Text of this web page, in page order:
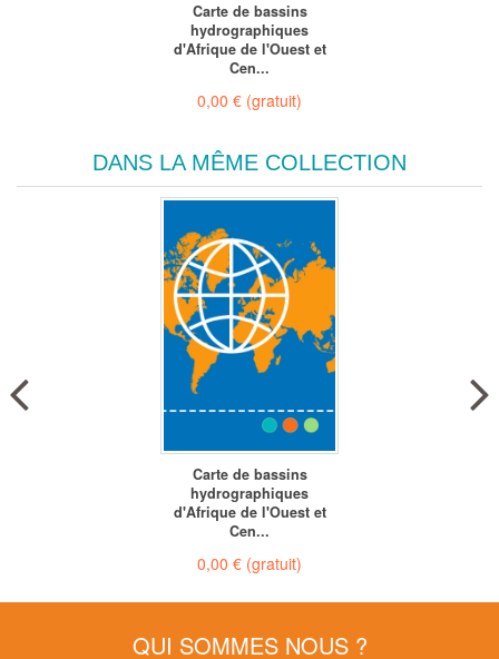
Carte de bassins
hydrographiques
d'Afrique de l'Ouest et
Cen...
0,00 € (gratuit)
DANS LA MÊME COLLECTION
Carte de bassins
hydrographiques
d'Afrique de l'Ouest et
Cen...
0,00 € (gratuit)
QUI SOMMES NOUS ?